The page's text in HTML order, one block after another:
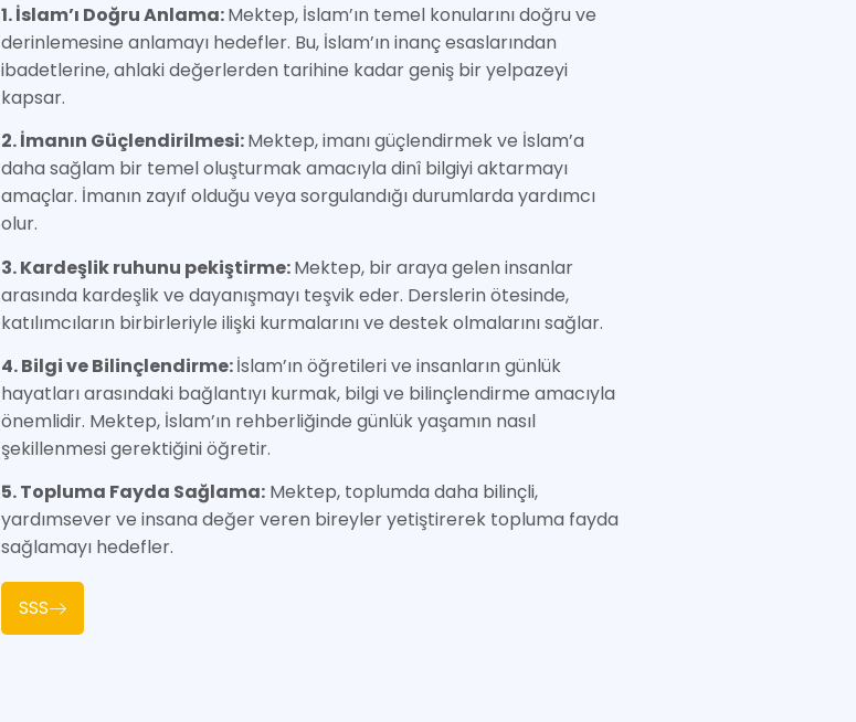
1. İslam’ı Doğru Anlama:Mektep, İslam’ın temel konularını doğru ve
derinlemesine anlamayı hedefler. Bu, İslam’ın inanç esaslarından
ibadetlerine, ahlaki değerlerden tarihine kadar geniş bir yelpazeyi
kapsar.
2. İmanın Güçlendirilmesi:Mektep, imanı güçlendirmek ve İslam’a
daha sağlam bir temel oluşturmak amacıyla dinî bilgiyi aktarmayı
amaçlar. İmanın zayıf olduğu veya sorgulandığı durumlarda yardımcı
olur.
3.Kardeşlik ruhunu pekiştirme:Mektep, bir araya gelen insanlar
arasında kardeşlik ve dayanışmayı teşvik eder. Derslerin ötesinde,
katılımcıların birbirleriyle ilişki kurmalarını ve destek olmalarını sağlar.
4. Bilgi ve Bilinçlendirme:İslam’ın öğretileri ve insanların günlük
hayatları arasındaki bağlantıyı kurmak, bilgi ve bilinçlendirme amacıyla
önemlidir. Mektep, İslam’ın rehberliğinde günlük yaşamın nasıl
şekillenmesi gerektiğini öğretir.
5. Topluma Fayda Sağlama: Mektep, toplumda daha bilinçli,
yardımsever ve insana değer veren bireyler yetiştirerek topluma fayda
sağlamayı hedefler.
SSS